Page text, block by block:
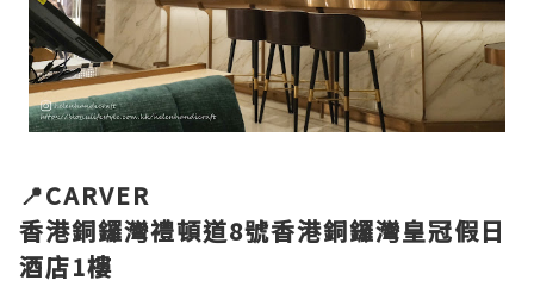
📍CARVER
香港銅鑼灣禮頓道8號香港銅鑼灣皇冠假日
酒店1樓